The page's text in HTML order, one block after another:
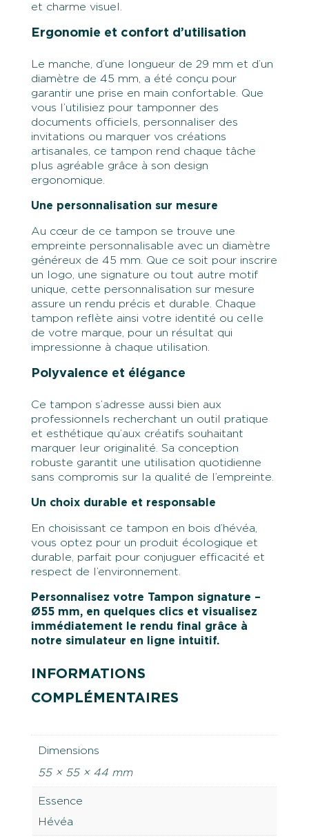
et charme visuel.
Ergonomie et confort d’utilisation
Le manche, d’une longueur de 29 mm et d’un
diamètre de 45 mm, a été conçu pour
garantir une prise en main confortable. Que
vous l’utilisiez pour tamponner des
documents officiels, personnaliser des
invitations ou marquer vos créations
artisanales, ce tampon rend chaque tâche
plus agréable grâce à son design
ergonomique.
Une personnalisation sur mesure
Au cœur de ce tampon se trouve une
empreinte personnalisable avec un diamètre
généreux de 45 mm. Que ce soit pour inscrire
un logo, une signature ou tout autre motif
unique, cette personnalisation sur mesure
assure un rendu précis et durable. Chaque
tampon reflète ainsi votre identité ou celle
de votre marque, pour un résultat qui
impressionne à chaque utilisation.
Polyvalence et élégance
Ce tampon s’adresse aussi bien aux
professionnels recherchant un outil pratique
et esthétique qu’aux créatifs souhaitant
marquer leur originalité. Sa conception
robuste garantit une utilisation quotidienne
sans compromis sur la qualité de l’empreinte.
Un choix durable et responsable
En choisissant ce tampon en bois d’hévéa,
vous optez pour un produit écologique et
durable, parfait pour conjuguer efficacité et
respect de l’environnement.
Personnalisez votre Tampon signature –
Ø55 mm, en quelques clics et visualisez
immédiatement le rendu final grâce à
notre simulateur en ligne intuitif.
INFORMATIONS
COMPLÉMENTAIRES
Dimensions
55 × 55 × 44 mm
Essence
Hévéa